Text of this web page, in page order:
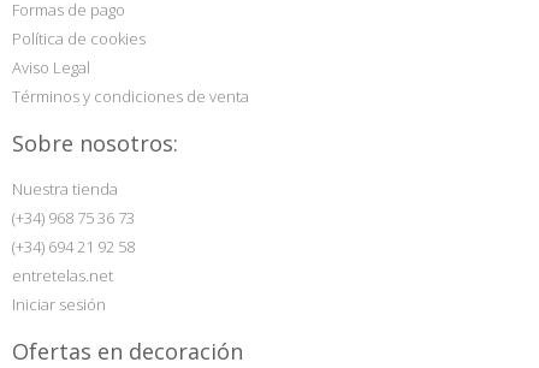
Formas de pago
Política de cookies
Aviso Legal
Términos y condiciones de venta
Sobre nosotros:
Nuestra tienda
(+34) 968 75 36 73
(+34) 694 21 92 58
entretelas.net
Iniciar sesión
Ofertas en decoración